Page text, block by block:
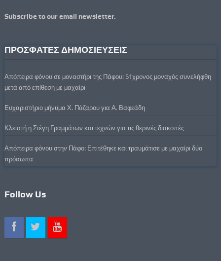
Subscribe to our email newsletter.
ΠΡΟΣΦΑΤΕΣ ΔΗΜΟΣΙΕΥΣΕΙΣ
Απόπειρα φόνου σε μοναστήρι της Πάφου: 51χρονος μοναχός συνελήφθη
μετά από επίθεση με μαχαίρι
Ευχαριστήριο μήνυμα Χ. Πάζαρου για Α. Βαφεάδη
Κλειστή η Στέγη Γραμμάτων και τεχνών για τις θερινές διακοπές
Απόπειρα φόνου στην Πάφο: Επιτέθηκε και τραυμάτισε με μαχαίρι δύο
πρόσωπα
Follow Us